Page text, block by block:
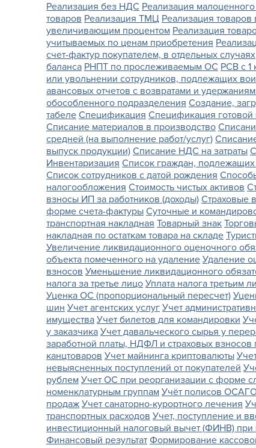
Реализация без НДС Реализация
товаров Реализация ТМЦ Реализация товаров
увеличивающим процентом Реализация
учитываемых по ценам приобретения
счет-фактур покупателем, в отдельных случаях
баланса РНПТ по прослеживаемым ОС РСВ с 1
или увольнении сотрудников, подлежащих
авансовых отчетов с возвратами и
обособленного подразделения Создание,
табеле Спецификация Спецификация готовой
Списание материалов в производство
средней (на выполнение работ/услуг)
выпуск продукции) Списание НДС на затраты
Инвентаризация Список граждан, подлежащих
Список сотрудников с датой рождения
налогообложения Стоимость чистых активов
взносы ИП за работников (доходы) Страховые
форме счета-фактуры Суточные и
транспортная накладная Товарный знак
накладная по остаткам товара на складе
Увеличение ликвидационного оценочного
объекта помеченного на удаление Удаление
взносов Уменьшение ликвидационного
налога за третье лицо Уплата налога третьим
Уценка ОС (пропорциональный пересчет)
шин Учет агентских услуг Учет
имущества Учет билетов для командировки
у заказчика Учет давальческого сырья у
заработной платы, НДФЛ и страховых
канцтоваров Учет майнинга криптовалюты
невыясненных поступлений от покупателей
рублем Учет ОС при реорганизации с форме
номенклатурным группам Учёт полисов
продаж Учет санаторно-курортного лечения
транспортных расходов Учет, поступление и
инвестиционный налоговый вычет (ФИНВ)
Финансовый результат Формирование